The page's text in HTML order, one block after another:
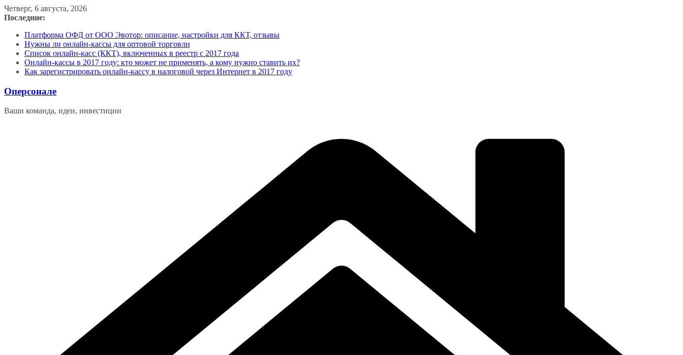
Перейти
к
Четверг, 6 августа, 2026
Последние:
Платформа ОФД от ООО Эвотор: описание, настройки для ККТ, отзывы
Нужны ли онлайн-кассы для оптовой торговли
Список онлайн-касс (ККТ), включенных в реестр с 2017 года
Онлайн-кассы в 2017 году: кто может не применять, а кому нужно ставить их?
Как зарегистрировать онлайн-кассу в налоговой через Интернет в 2017 году
Оперсонале
Ваши команда, идеи, инвестиции